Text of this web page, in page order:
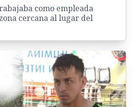
como empleada
cercana al lugar del